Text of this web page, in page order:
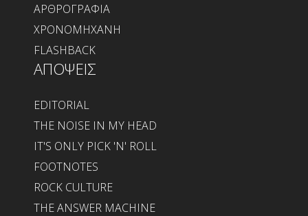
ΑΡΘΡΟΓΡΑΦΙΑ
ΧΡΟΝΟΜΗΧΑΝΗ
FLASHBACK
ΑΠΟΨΕΙΣ
EDITORIAL
THE NOISE IN MY HEAD
IT'S ONLY PICK 'N' ROLL
FOOTNOTES
ROCK CULTURE
THE ANSWER MACHINE